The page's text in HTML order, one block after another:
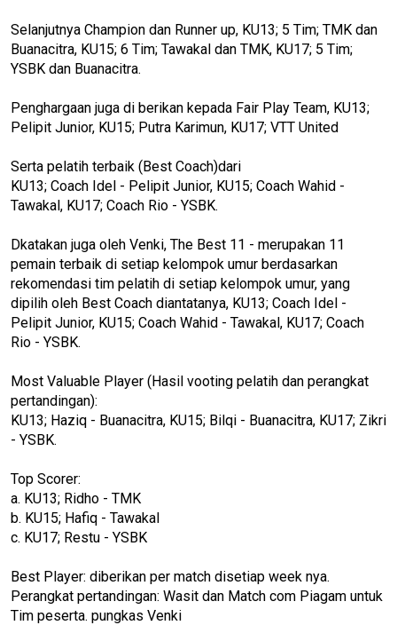
Selanjutnya Champion dan Runner up, KU13; 5 Tim; TMK dan
Buanacitra, KU15; 6 Tim; Tawakal dan TMK, KU17; 5 Tim;
YSBK dan Buanacitra.
Penghargaan juga di berikan kepada Fair Play Team, KU13;
Pelipit Junior, KU15; Putra Karimun, KU17; VTT United
Serta pelatih terbaik (Best Coach)dari
KU13; Coach Idel - Pelipit Junior, KU15; Coach Wahid -
Tawakal, KU17; Coach Rio - YSBK.
Dkatakan juga oleh Venki, The Best 11 - merupakan 11
pemain terbaik di setiap kelompok umur berdasarkan
rekomendasi tim pelatih di setiap kelompok umur, yang
dipilih oleh Best Coach diantatanya, KU13; Coach Idel -
Pelipit Junior, KU15; Coach Wahid - Tawakal, KU17; Coach
Rio - YSBK.
Most Valuable Player (Hasil vooting pelatih dan perangkat
pertandingan):
KU13; Haziq - Buanacitra, KU15; Bilqi - Buanacitra, KU17; Zikri
- YSBK.
Top Scorer:
a. KU13; Ridho - TMK
b. KU15; Hafiq - Tawakal
c. KU17; Restu - YSBK
Best Player: diberikan per match disetiap week nya.
Perangkat pertandingan: Wasit dan Match com Piagam untuk
Tim peserta. pungkas Venki